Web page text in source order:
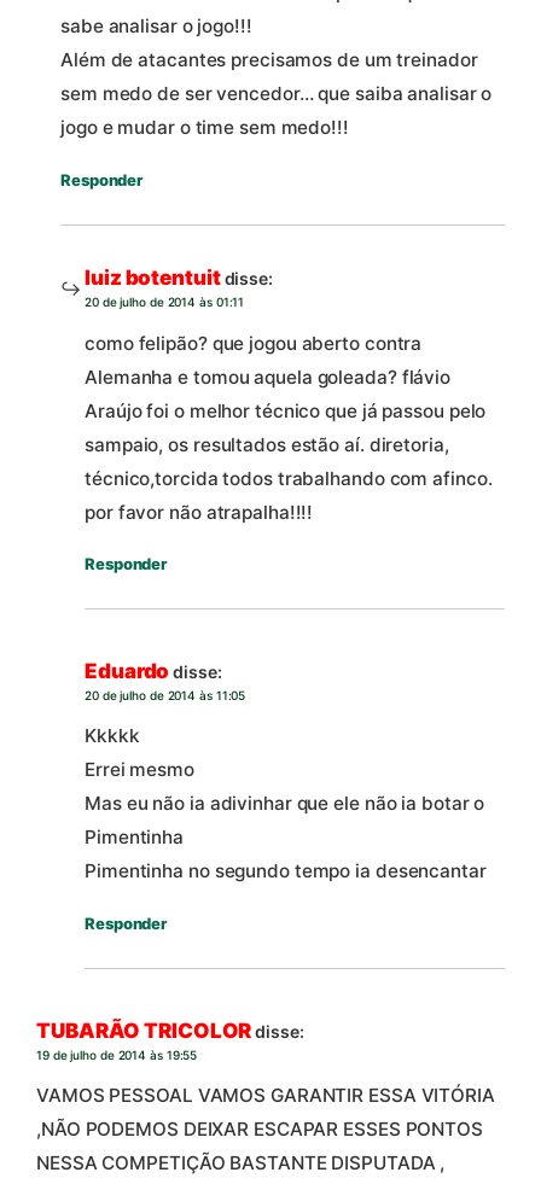
sabe analisar o jogo!!!
Além de atacantes precisamos de um treinador
sem medo de ser vencedor… que saiba analisar o
jogo e mudar o time sem medo!!!
Responder
luiz botentuitdisse:
20 de julho de 2014 às 01:11
como felipão? que jogou aberto contra
Alemanha e tomou aquela goleada? flávio
Araújo foi o melhor técnico que já passou pelo
sampaio, os resultados estão aí. diretoria,
técnico,torcida todos trabalhando com afinco.
por favor não atrapalha!!!!
Responder
Eduardo disse:
20 de julho de 2014 às 11:05
Kkkkk
Errei mesmo
Mas eu não ia adivinhar que ele não ia botar o
Pimentinha
Pimentinha no segundo tempo ia desencantar
Responder
TUBARÃO TRICOLORdisse:
19 de julho de 2014 às 19:55
VAMOS PESSOAL VAMOS GARANTIR ESSA VITÓRIA
,NÃO PODEMOS DEIXAR ESCAPAR ESSES PONTOS
NESSA COMPETIÇÃO BASTANTE DISPUTADA ,